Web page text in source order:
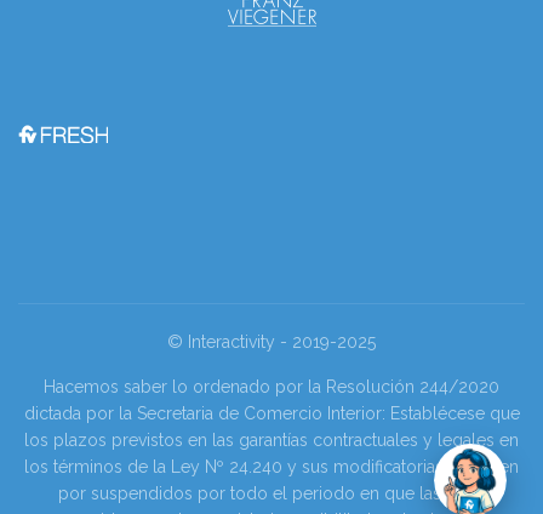
© Interactivity - 2019-2025
Hacemos saber lo ordenado por la Resolución 244/2020
dictada por la Secretaria de Comercio Interior: Establécese que
los plazos previstos en las garantías contractuales y legales en
los términos de la Ley Nº 24.240 y sus modificatorias se tienen
por suspendidos por todo el periodo en que las y los